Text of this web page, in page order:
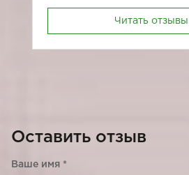
Читать отзывы
Оставить отзыв
Ваше имя *